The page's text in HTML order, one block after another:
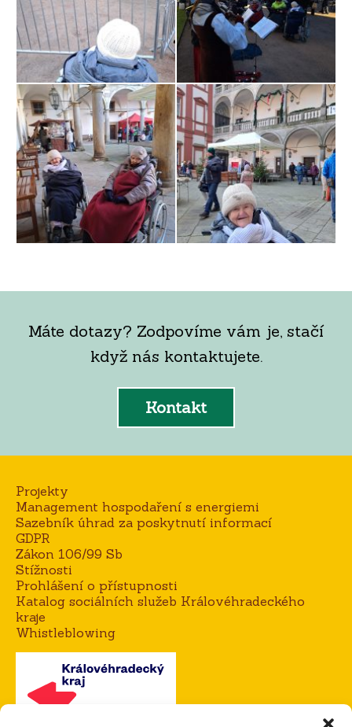
Máte dotazy? Zodpovíme vám je, stačí
když nás kontaktujete.
Kontakt
Projekty
Management hospodaření s energiemi
Sazebník úhrad za poskytnutí informací
GDPR
Zákon 106/99 Sb
Stížnosti
Prohlášení o přístupnosti
Katalog sociálních služeb Královéhradeckého
kraje
Whistleblowing